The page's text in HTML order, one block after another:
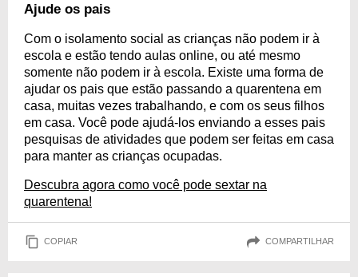
Ajude os pais
Com o isolamento social as crianças não podem ir à
escola e estão tendo aulas online, ou até mesmo
somente não podem ir à escola. Existe uma forma de
ajudar os pais que estão passando a quarentena em
casa, muitas vezes trabalhando, e com os seus filhos
em casa. Você pode ajudá-los enviando a esses pais
pesquisas de atividades que podem ser feitas em casa
para manter as crianças ocupadas.
Descubra agora como você pode sextar na
quarentena!
COPIAR COMPARTILHAR